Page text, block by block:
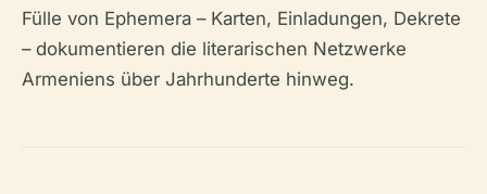
Fülle von Ephemera – Karten, Einladungen, Dekrete
– dokumentieren die literarischen Netzwerke
Armeniens über Jahrhunderte hinweg.